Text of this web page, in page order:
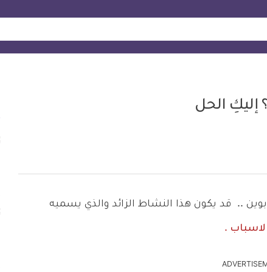
الحل
.. قد يكون هذا النشاط الزائد والذي يسميه
.